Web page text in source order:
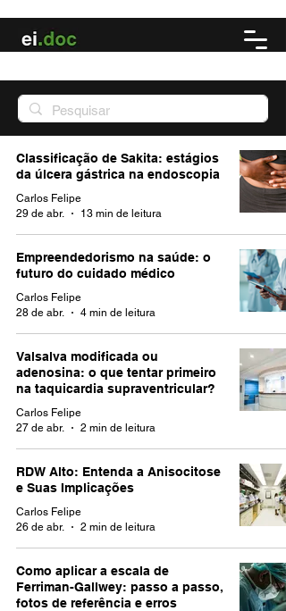
Classificação de Sakita: estágios
da úlcera gástrica na endoscopia
Carlos Felipe
29 de abr.
13 min de leitura
Empreendedorismo na saúde: o
futuro do cuidado médico
Carlos Felipe
28 de abr.
4 min de leitura
Valsalva modificada ou
adenosina: o que tentar primeiro
na taquicardia supraventricular?
Carlos Felipe
27 de abr.
2 min de leitura
RDW Alto: Entenda a Anisocitose
e Suas Implicações
Carlos Felipe
26 de abr.
2 min de leitura
Como aplicar a escala de
Ferriman-Gallwey: passo a passo,
fotos de referência e erros